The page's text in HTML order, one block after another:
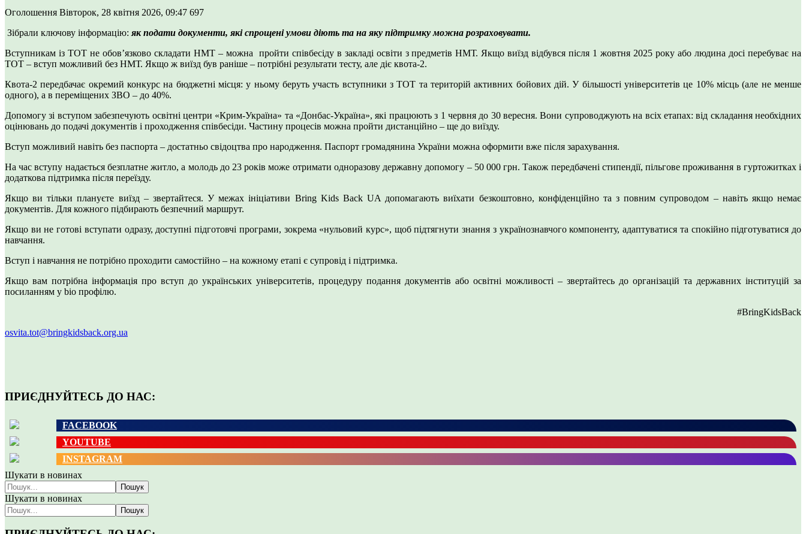
Оголошення Вівторок, 28 квітня 2026, 09:47 697
Зібрали ключову інформацію: як подати документи, які спрощені умови діють та на яку підтримку можна розраховувати.
Вступникам із ТОТ не обов’язково складати НМТ – можна пройти співбесіду в закладі освіти з предметів НМТ. Якщо виїзд відбувся після 1 жовтня 2025 року або людина досі перебуває на
ТОТ – вступ можливий без НМТ. Якщо ж виїзд був раніше – потрібні результати тесту, але діє квота-2.
Квота-2 передбачає окремий конкурс на бюджетні місця: у ньому беруть участь вступники з ТОТ та територій активних бойових дій. У більшості університетів це 10% місць (але не менше
одного), а в переміщених ЗВО – до 40%.
Допомогу зі вступом забезпечують освітні центри «Крим-Україна» та «Донбас-Україна», які працюють з 1 червня до 30 вересня. Вони супроводжують на всіх етапах: від складання необхідних
оцінювань до подачі документів і проходження співбесіди. Частину процесів можна пройти дистанційно – ще до виїзду.
Вступ можливий навіть без паспорта – достатньо свідоцтва про народження. Паспорт громадянина України можна оформити вже після зарахування.
На час вступу надається безплатне житло, а молодь до 23 років може отримати одноразову державну допомогу – 50 000 грн. Також передбачені стипендії, пільгове проживання в гуртожитках і
додаткова підтримка після переїзду.
Якщо ви тільки плануєте виїзд – звертайтеся. У межах ініціативи Bring Kids Back UA допомагають виїхати безкоштовно, конфіденційно та з повним супроводом – навіть якщо немає
документів. Для кожного підбирають безпечний маршрут.
Якщо ви не готові вступати одразу, доступні підготовчі програми, зокрема «нульовий курс», щоб підтягнути знання з українознавчого компоненту, адаптуватися та спокійно підготуватися до
навчання.
Вступ і навчання не потрібно проходити самостійно – на кожному етапі є супровід і підтримка.
Якщо вам потрібна інформація про вступ до українських університетів, процедуру подання документів або освітні можливості – звертайтесь до організацій та державних інституцій за
посиланням у bio профілю.
#BringKidsBack
osvita.tot@bringkidsback.org.ua
ПРИЄДНУЙТЕСЬ ДО НАС:
FACEBOOK
YOUTUBE
INSTAGRAM
Шукати в новинах
Пошук
Шукати в новинах
Пошук